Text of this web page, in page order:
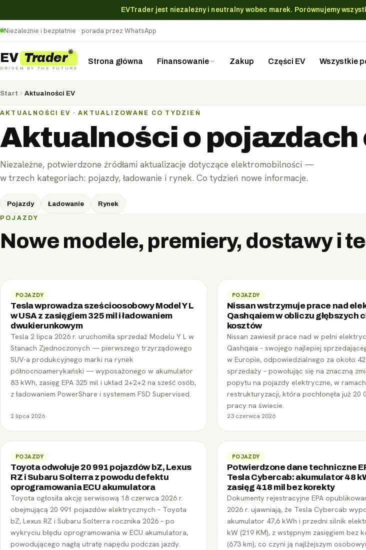
EVTrader jest niezależny i neutralny wobec marek. Porównujemy
Niezależnie i bezpłatnie · porada przez WhatsApp
EV Trader®
DRIVEN BY THE FUTURE
Strona główna Finansowanie Zakup Części EV Wszystkie
Wynajem długoterminowy (CFM)
Kredyt samochodowy
Start Aktualności EV
AKTUALNOŚCI EV · AKTUALIZOWANE CO TYDZIEŃ
Aktualności o
Niezależne, potwierdzone źródłami aktualizacje dotyczące elektromobilności —
w trzech kategoriach: pojazdy, ładowanie i rynek. Co tydzień nowe informacje.
Pojazdy Ładowanie Rynek
POJAZDY
Nowe modele, premiery, dostawy i
POJAZDY
Tesla wprowadza sześcioosobowy Model Y L
w USA z zasięgiem 325 mil i ładowaniem
dwukierunkowym
Tesla 2 lipca 2026 r. uruchomiła sprzedaż Modelu Y L w
Stanach Zjednoczonych — pierwszego trzyrządowego
SUV-a produkcyjnego marki na rynek
północnoamerykański — wyposażonego w akumulator
83 kWh, zasięg EPA 325 mil i układ 2+2+2 na sześć osób,
z ładowaniem PowerShare i systemem FSD Supervised.
2 lipca 2026
POJAZDY
Nissan wstrzymuje prace nad
Qashqaiem w obliczu głębszych
kosztów
Nissan zawiesił prace nad w pełni
Qashqaia – swojego najlepiej
w Europie, odpowiedzialnego za około
sprzedaży – powołując się na znaczną
popytu na pojazdy elektryczne, w
restrukturyzacji, która pochłonęła już 20
pracy na świecie.
23 czerwca 2026
POJAZDY
Toyota odwołuje 20 991 pojazdów bZ, Lexus
RZ i Subaru Solterra z powodu defektu
oprogramowania ECU akumulatora
Toyota ogłosiła akcję serwisową 18 czerwca 2026 r.
obejmującą 20 991 pojazdów elektrycznych – Toyota
bZ, Lexus RZ i Subaru Solterra rocznika 2026 – po
wykryciu błędu oprogramowania w ECU akumulatora,
powodującego nagłą utratę napędu podczas jazdy.
POJAZDY
Potwierdzone dane techniczne
Tesla Cybercab: akumulator 48
zasięg 418 mil bez korekty
Dokumenty rejestracyjne EPA
2026 r. ujawniają, że Tesla Cybercab
akumulator 47,6 kWh i przedni silnik
kW (219 KM), z wstępnym zasięgiem bez
(673 km), co czyni ją najlżejszym